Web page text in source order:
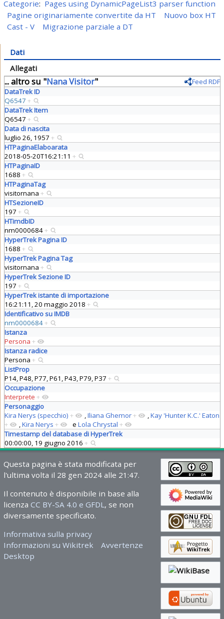
Categorie: Pages using DynamicPageList3 parser function
Pagine originariamente convertite da HT
Nuovo box HT
Cast - V
Migrazione parziale a DT
Dati
Allegati
... altro su "Nana Visitor"
Feed RDF
DataTrek ID
Q6547 +
DataTrek Item
Q6547 +
Data di nascita
luglio 26, 1957 +
HTPaginaElaboarata
2018-05-20T16:21:11 +
HTPaginaID
1688 +
HTPaginaTag
visitornana +
HTSezioneID
197 +
HTimdbID
nm0000684+
HyperTrek Pagina ID
1688 +
HyperTrek Pagina Tag
visitornana +
HyperTrek Sezione ID
197 +
HyperTrek istante di importazione
16:21:11, 20 maggio 2018 +
Identificativo su IMDB
nm0000684+
Istanza
Persona +
Istanza radice
Persona +
ListProp
P14, P48, P77, P61, P43, P79, P37 +
Occupazione
Interprete +
Personaggio
Kira Nerys (specchio) + ,Iliana Ghemor+ ,Kay 'Hunter K.C.' Eaton
+
,Kira Nerys + e Lola Chrystal +
Timestamp del database di HyperTrek
00:00:00, 19 giugno 2016 +
Questa pagina è stata modificata per
l'ultima volta il 28 gen 2024 alle 21:47.
Il contenuto è disponibile in base alla
licenza CC BY-SA 4.0 e GFDL, se non
diversamente specificato.
Informativa sulla privacy
Informazioni su Wikitrek
Avvertenze
Desktop